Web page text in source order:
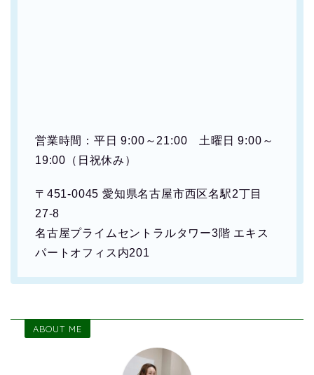
営業時間：平日 9:00～21:00 土曜日 9:00～
19:00（日祝休み）
〒451-0045 愛知県名古屋市西区名駅2丁目
27-8
名古屋プライムセントラルタワー3階 エキス
パートオフィス内201
ABOUT ME